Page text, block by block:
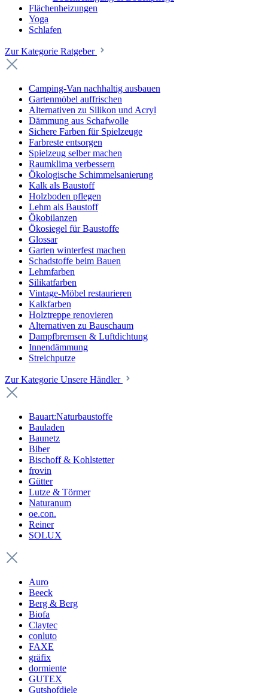
Flächenheizungen
Yoga
Schlafen
Zur Kategorie Ratgeber
Camping-Van nachhaltig ausbauen
Gartenmöbel auffrischen
Alternativen zu Silikon und Acryl
Dämmung aus Schafwolle
Sichere Farben für Spielzeuge
Farbreste entsorgen
Spielzeug selber machen
Raumklima verbessern
Ökologische Schimmelsanierung
Kalk als Baustoff
Holzboden pflegen
Lehm als Baustoff
Ökobilanzen
Ökosiegel für Baustoffe
Glossar
Garten winterfest machen
Schadstoffe beim Bauen
Lehmfarben
Silikatfarben
Vintage-Möbel restaurieren
Kalkfarben
Holztreppe renovieren
Alternativen zu Bauschaum
Dampfbremsen & Luftdichtung
Innendämmung
Streichputze
Zur Kategorie Unsere Händler
Bauart:Naturbaustoffe
Bauladen
Baunetz
Biber
Bischoff & Kohlstetter
frovin
Gütter
Lutze & Törmer
Naturanum
oe.con.
Reiner
SOLUX
Auro
Beeck
Berg & Berg
Biofa
Claytec
conluto
FAXE
gräfix
dormiente
GUTEX
Gutshofdiele